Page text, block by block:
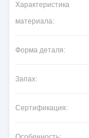
Характеристика
материала:
Форма деталя:
Запах:
Сертификация: